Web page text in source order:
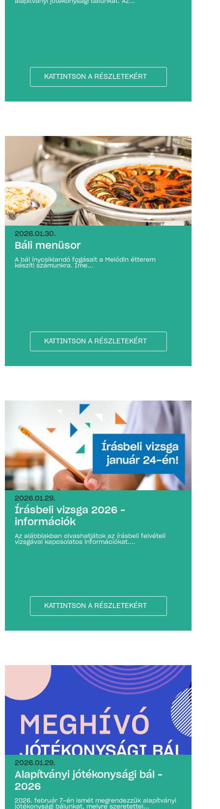
KATTINTSON A RÉSZLETEKÉRT
2026.01.30.
Báli menüsor
A bál ínycsiklandó fogásait a Melódin étterem
készíti számunkra. Íme...
KATTINTSON A RÉSZLETEKÉRT
2026.01.29.
Írásbeli vizsga 2026 –
információk
Az alábbiakban olvashatjátok az írásbeli felvételi
vizsgával kapcsolatos információkat....
KATTINTSON A RÉSZLETEKÉRT
2026.01.29.
Alapítványi jótékonysági bál –
2026
2026. február 7-én ismét megrendezzük alapítványi
jótékonysági bálunkat, melyre szeretettel...